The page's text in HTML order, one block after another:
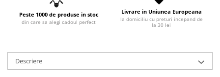
Peste 1000 de produse in stoc
din care sa alegi cadoul perfect
Livrare in Uniunea Europeana
la domiciliu cu preturi incepand de
la 30 lei
Descriere